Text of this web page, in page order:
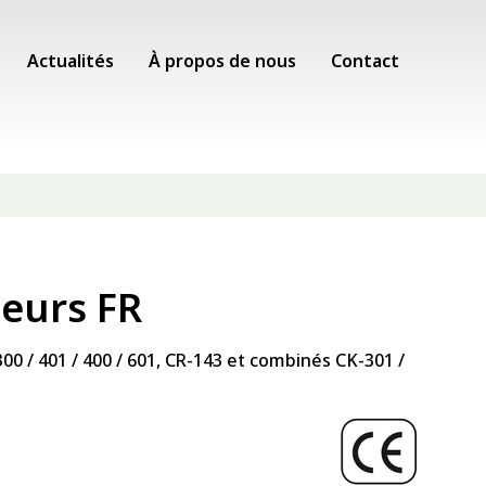
Actualités À propos de nous Contact
FR
/ 401 / 400 / 601, CR-143 et combinés CK-301 /